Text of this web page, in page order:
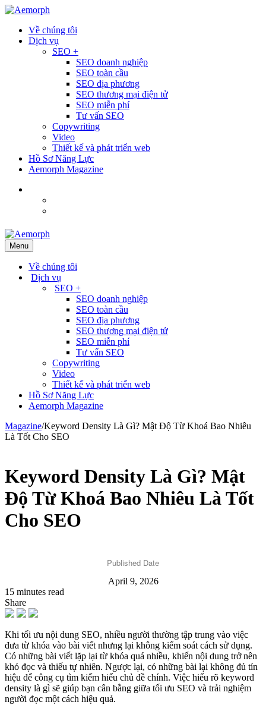
Về chúng tôi
Dịch vụ
SEO +
SEO doanh nghiệp
SEO toàn cầu
SEO địa phương
SEO thương mại điện tử
SEO miễn phí
Tư vấn SEO
Copywriting
Video
Thiết kế và phát triển web
Hồ Sơ Năng Lực
Aemorph Magazine
Menu
Về chúng tôi
Dịch vụ
SEO +
SEO doanh nghiệp
SEO toàn cầu
SEO địa phương
SEO thương mại điện tử
SEO miễn phí
Tư vấn SEO
Copywriting
Video
Thiết kế và phát triển web
Hồ Sơ Năng Lực
Aemorph Magazine
Magazine/Keyword Density Là Gì? Mật Độ Từ Khoá Bao Nhiêu
Là Tốt Cho SEO
Keyword Density Là Gì? Mật
Độ Từ Khoá Bao Nhiêu Là Tốt
Cho SEO
Published Date
April 9, 2026
15 minutes read
Share
Khi tối ưu nội dung SEO, nhiều người thường tập trung vào việc
đưa từ khóa vào bài viết nhưng lại không kiểm soát cách sử dụng.
Có những bài viết lặp lại từ khóa quá nhiều, khiến nội dung trở nên
khó đọc và thiếu tự nhiên. Ngược lại, có những bài lại không đủ tín
hiệu để công cụ tìm kiếm hiểu chủ đề chính. Việc hiểu rõ keyword
density là gì sẽ giúp bạn cân bằng giữa tối ưu SEO và trải nghiệm
người đọc một cách hiệu quả.